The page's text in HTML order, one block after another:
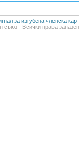
за изгубена членска
съюз - Всички права